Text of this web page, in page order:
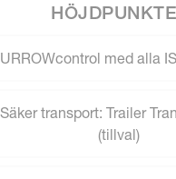
med alla
Säker transport: Trailer
(tillval)